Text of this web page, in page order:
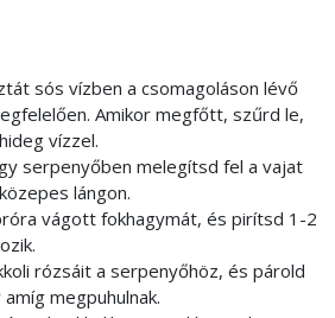
sós vízben a csomagoláson lévő
Amikor megfőtt, szűrd le,
vízzel.
serpenyőben melegítsd fel a vajat
lángon.
vágott fokhagymát, és pirítsd 1-2
rózsáit a serpenyőhöz, és párold
megpuhulnak.